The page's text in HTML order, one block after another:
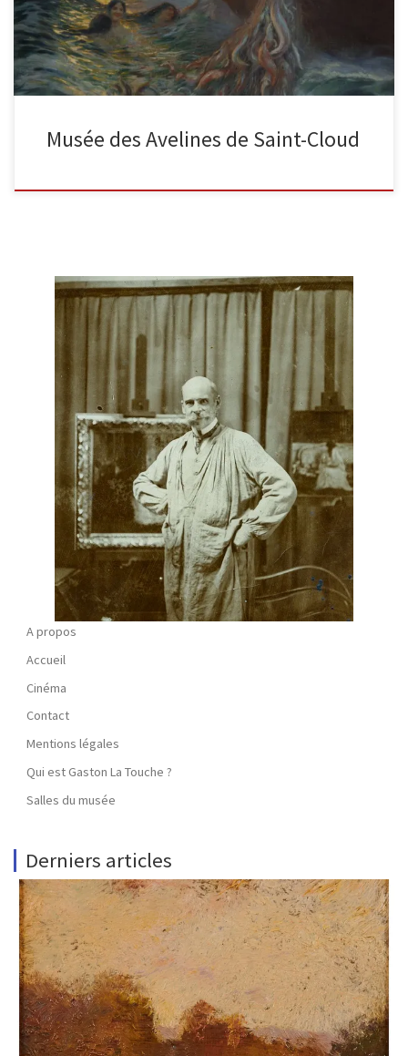
Musée des Avelines de Saint-Cloud
A propos
Accueil
Cinéma
Contact
Mentions légales
Qui est Gaston La Touche ?
Salles du musée
Derniers articles